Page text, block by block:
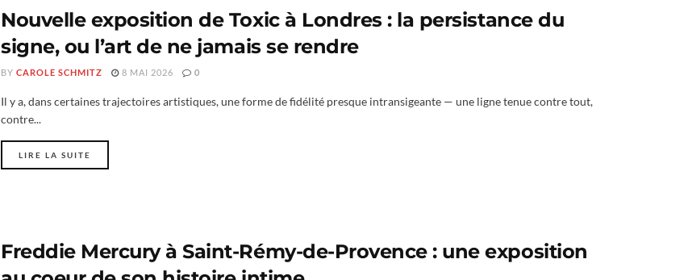
Nouvelle exposition de Toxic à Londres : la persistance du
signe, ou l’art de ne jamais se rendre
BY CAROLE SCHMITZ 8 MAI 2026 0
Il y a, dans certaines trajectoires artistiques, une forme de fidélité presque intransigeante — une ligne tenue contre tout,
contre...
LIRE LA SUITE
Freddie Mercury à Saint-Rémy-de-Provence : une exposition